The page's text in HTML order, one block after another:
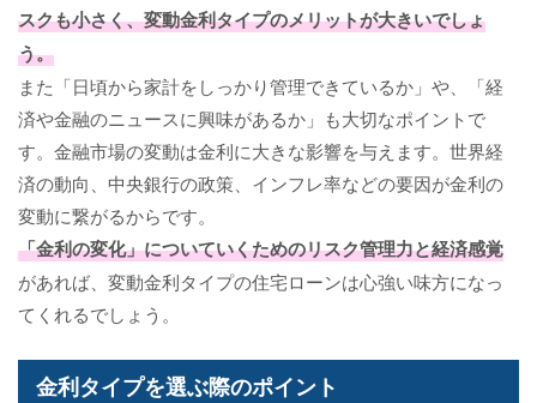
スクも小さく、変動金利タイプのメリットが大きいでしょ
う。
また「日頃から家計をしっかり管理できているか」や、「経
済や金融のニュースに興味があるか」も大切なポイントで
す。金融市場の変動は金利に大きな影響を与えます。世界経
済の動向、中央銀行の政策、インフレ率などの要因が金利の
変動に繋がるからです。
「金利の変化」についていくためのリスク管理力と経済感覚
があれば、変動金利タイプの住宅ローンは心強い味方になっ
てくれるでしょう。
金利タイプを選ぶ際のポイント